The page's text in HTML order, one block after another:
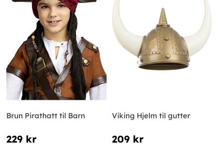
Brun Pirathatt til Barn
229 kr
Viking Hjelm til gutter
209 kr